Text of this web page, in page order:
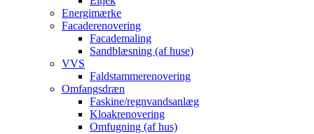
Energimærke
Facaderenovering
Facademaling
Sandblæsning (af huse)
VVS
Faldstammerenovering
Omfangsdræn
Faskine/regnvandsanlæg
Kloakrenovering
Omfugning (af hus)